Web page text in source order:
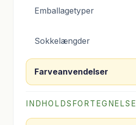
Emballagetyper
Sokkelængder
Farveanvendelser
INDHOLDSFORTEGNELSE